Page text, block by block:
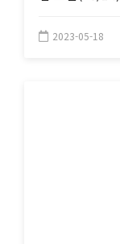
2023-05-18